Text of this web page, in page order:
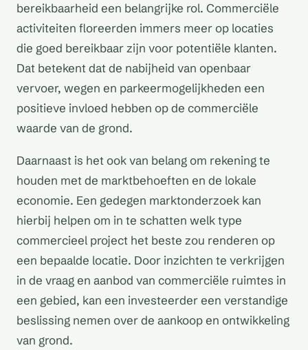
bereikbaarheid een belangrijke rol. Commerciële
activiteiten floreerden immers meer op locaties
die goed bereikbaar zijn voor potentiële klanten.
Dat betekent dat de nabijheid van openbaar
vervoer, wegen en parkeermogelijkheden een
positieve invloed hebben op de commerciële
waarde van de grond.
Daarnaast is het ook van belang om rekening te
houden met de marktbehoeften en de lokale
economie. Een gedegen marktonderzoek kan
hierbij helpen om in te schatten welk type
commercieel project het beste zou renderen op
een bepaalde locatie. Door inzichten te verkrijgen
in de vraag en aanbod van commerciële ruimtes in
een gebied, kan een investeerder een verstandige
beslissing nemen over de aankoop en ontwikkeling
van grond.